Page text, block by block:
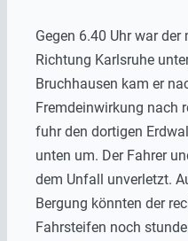
Gegen 6.40 Uhr war
Richtung Karlsruhe
Bruchhausen kam er
Fremdeinwirkung nach
fuhr den dortigen
unten um. Der Fahrer
dem Unfall unverletzt.
Bergung könnten der
Fahrsteifen noch